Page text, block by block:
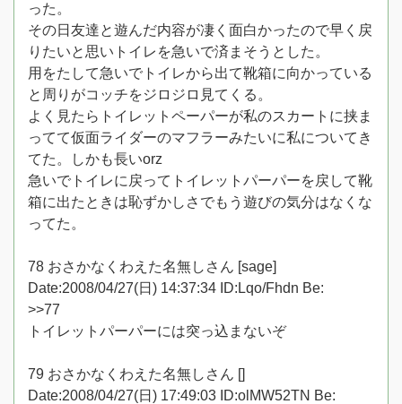
った。
その日友達と遊んだ内容が凄く面白かったので早く戻
りたいと思いトイレを急いで済まそうとした。
用をたして急いでトイレから出て靴箱に向かっている
と周りがコッチをジロジロ見てくる。
よく見たらトイレットペーパーが私のスカートに挟ま
ってて仮面ライダーのマフラーみたいに私についてき
てた。しかも長いorz
急いでトイレに戻ってトイレットパーパーを戻して靴
箱に出たときは恥ずかしさでもう遊びの気分はなくな
ってた。
78 おさかなくわえた名無しさん [sage]
Date:2008/04/27(日) 14:37:34 ID:Lqo/Fhdn Be:
>>77
トイレットパーパーには突っ込まないぞ
79 おさかなくわえた名無しさん []
Date:2008/04/27(日) 17:49:03 ID:olMW52TN Be: